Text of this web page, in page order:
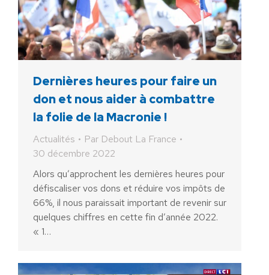
Dernières heures pour faire un
don et nous aider à combattre
la folie de la Macronie !
Actualités Par Debout La France
30 décembre 2022
Alors qu’approchent les dernières heures pour
défiscaliser vos dons et réduire vos impôts de
66%, il nous paraissait important de revenir sur
quelques chiffres en cette fin d’année 2022.
« 1…